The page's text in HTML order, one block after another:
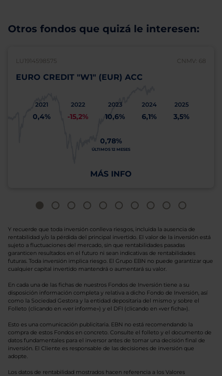
Otros fondos que quizá le interesen:
LU1914598575 CNMV: 68
EURO CREDIT "W1" (EUR) ACC
2021
0,4%
2022
-15,2%
2023
10,6%
2024
6,1%
2025
3,5%
0,78%
ÚLTIMOS 12 MESES
MÁS INFO
Y recuerde que toda inversión conlleva riesgos, incluida la ausencia de
rentabilidad y/o la pérdida del principal invertido. El valor de la inversión está
sujeto a fluctuaciones del mercado, sin que rentabilidades pasadas
garanticen resultados en el futuro ni sean indicativas de rentabilidades
futuras. Toda inversión implica riesgo. El Grupo EBN no puede garantizar que
cualquier capital invertido mantendrá o aumentará su valor.
En cada una de las fichas de nuestros Fondos de Inversión tiene a su
disposición información completa y relativa a dicho Fondo de Inversión, así
como la Sociedad Gestora y la entidad depositaria del mismo y sobre el
Folleto (clicando en «ver informe») y el DFI (clicando en «ver ficha»).
Esto es una comunicación publicitaria. EBN no está recomendando la
compra de estos Fondos en concreto. Consulte el folleto y el documento de
datos fundamentales para el inversor antes de tomar una decisión final de
inversión. El Cliente es responsable de las decisiones de inversión que
adopte.
Los datos de rentabilidad mostrados hacen referencia a los Valores